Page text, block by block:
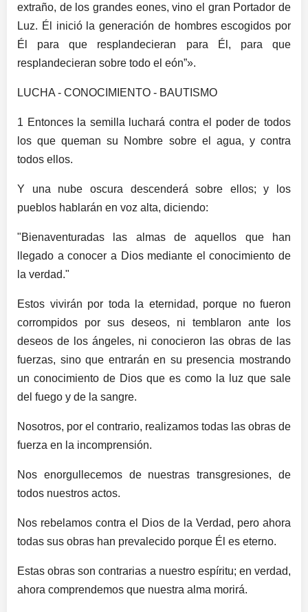
extraño, de los grandes eones, vino el gran Portador de
Luz. Él inició la generación de hombres escogidos por
Él para que resplandecieran para Él, para que
resplandecieran sobre todo el eón”».
LUCHA - CONOCIMIENTO - BAUTISMO
1 Entonces la semilla luchará contra el poder de todos
los que queman su Nombre sobre el agua, y contra
todos ellos.
Y una nube oscura descenderá sobre ellos; y los
pueblos hablarán en voz alta, diciendo:
"Bienaventuradas las almas de aquellos que han
llegado a conocer a Dios mediante el conocimiento de
la verdad."
Estos vivirán por toda la eternidad, porque no fueron
corrompidos por sus deseos, ni temblaron ante los
deseos de los ángeles, ni conocieron las obras de las
fuerzas, sino que entrarán en su presencia mostrando
un conocimiento de Dios que es como la luz que sale
del fuego y de la sangre.
Nosotros, por el contrario, realizamos todas las obras de
fuerza en la incomprensión.
Nos enorgullecemos de nuestras transgresiones, de
todos nuestros actos.
Nos rebelamos contra el Dios de la Verdad, pero ahora
todas sus obras han prevalecido porque Él es eterno.
Estas obras son contrarias a nuestro espíritu; en verdad,
ahora comprendemos que nuestra alma morirá.